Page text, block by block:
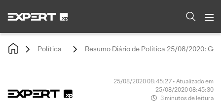
Política Resumo Diário de Política 25/08/2020:
25/08/2020 08:45:27 • Atualizado em
25/08/2020 08:45:30
3 minutos de leitura